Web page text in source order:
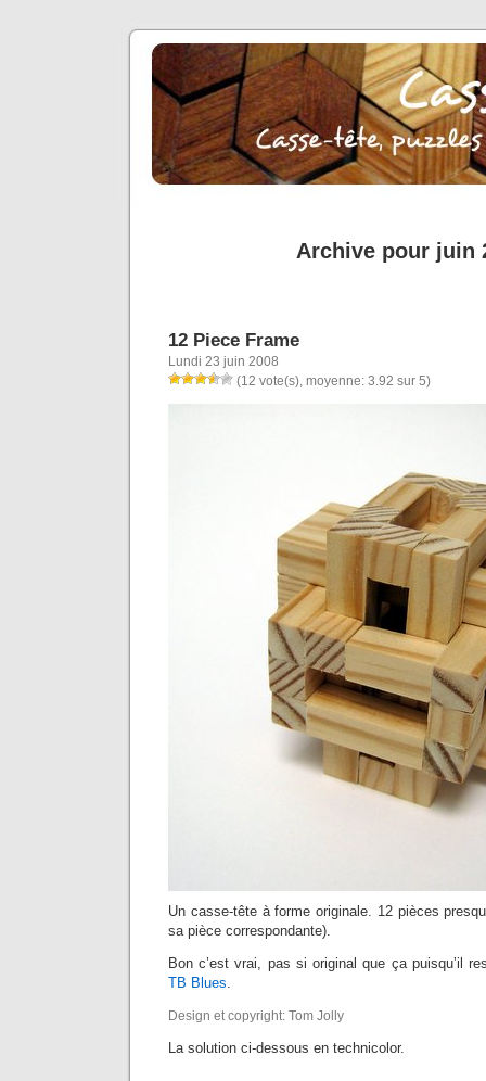
Archive pour juin
12 Piece Frame
Lundi 23 juin 2008
(12 vote(s), moyenne: 3.92 sur 5)
Un casse-tête à forme originale. 12 pièces
sa pièce correspondante).
Bon c’est vrai, pas si original que ça puisqu’il
TB Blues.
Design et copyright: Tom Jolly
La solution ci-dessous en technicolor.